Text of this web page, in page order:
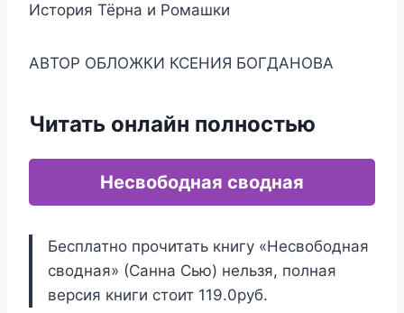
История Тёрна и Ромашки
АВТОР ОБЛОЖКИ КСЕНИЯ БОГДАНОВА
Читать онлайн полностью
Несвободная сводная
Бесплатно прочитать книгу «Несвободная
сводная» (Санна Сью) нельзя, полная
версия книги стоит 119.0руб.